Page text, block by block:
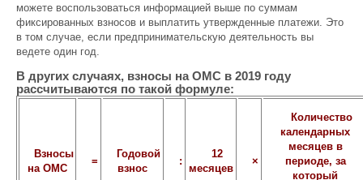
можете воспользоваться информацией выше по суммам
фиксированных взносов и выплатить утвержденные платежи. Это
в том случае, если предпринимательскую деятельность вы
ведете один год.
В других случаях, взносы на ОМС в 2019 году
рассчитываются по такой формуле:
Взносы
на ОМС
=
Годовой
взнос
:
12
месяцев
×
Количество
календарных
месяцев в
периоде, за
который